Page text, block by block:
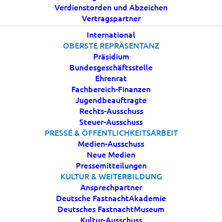
Verdienstorden und Abzeichen
Vertragspartner
International
OBERSTE REPRÄSENTANZ
Präsidium
Bundesgeschäftsstelle
Ehrenrat
Fachbereich-Finanzen
Jugendbeauftragte
Rechts-Ausschuss
Steuer-Ausschuss
PRESSE & ÖFFENTLICHKEITSARBEIT
Medien-Ausschuss
Neue Medien
Pressemitteilungen
KULTUR & WEITERBILDUNG
Ansprechpartner
Deutsche FastnachtAkademie
Deutsches FastnachtMuseum
Kultur-Ausschuss
Homburg!
INAKTUELLES |
Ein bedeutender Meilenstein für unsere
gemeinsame Zukunft:
Die BDK-Jugend hat am Wochenende ihren neuen
Standort in Homburg bezogen und ist in die
Bundesgeschäftsstelle des Bund Deutscher Karneval
eingezogen.